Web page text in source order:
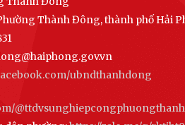
Tất cả: 938,493